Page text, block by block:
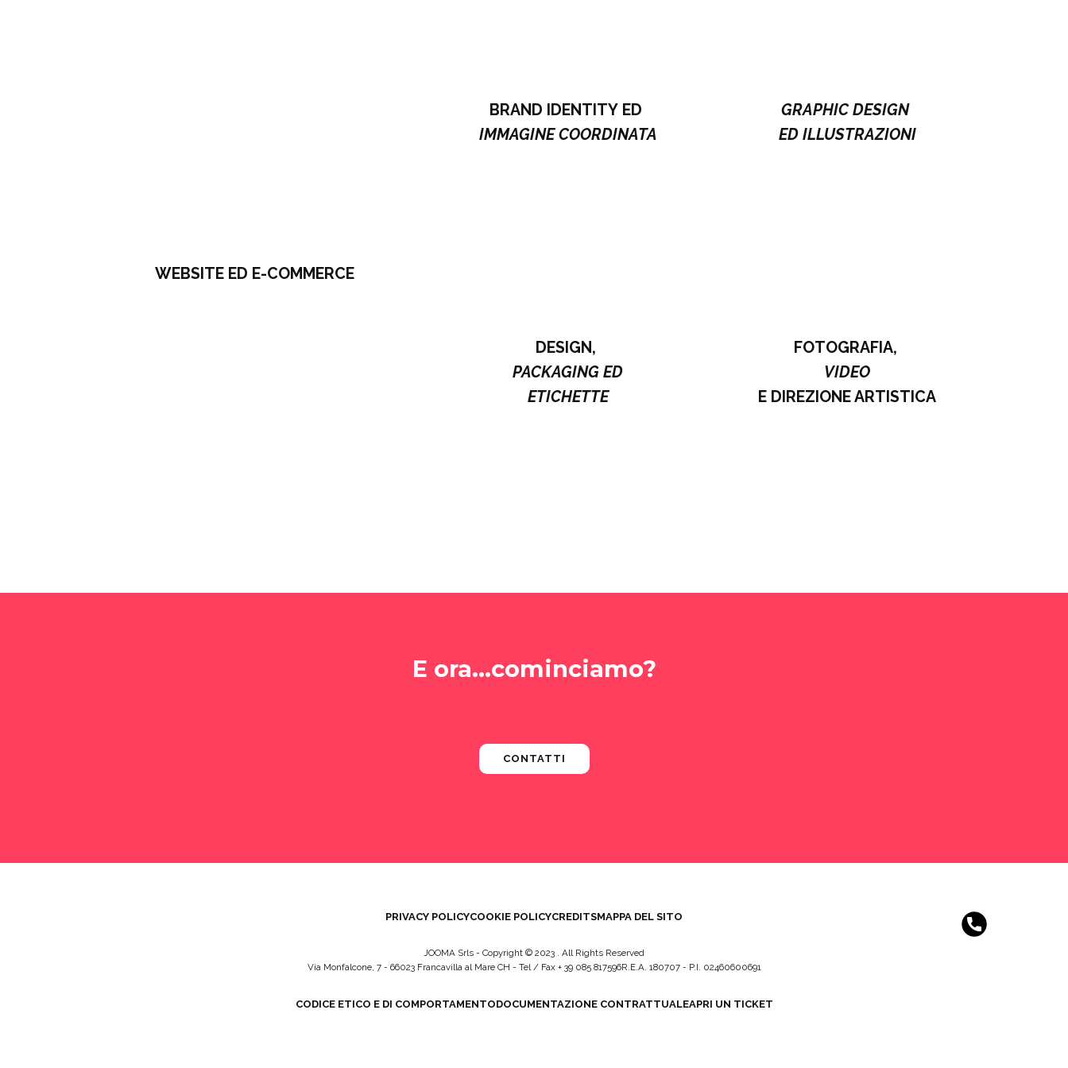
WEBSITE ED E-COMMERCE
BRAND IDENTITY ED
IMMAGINE COORDINATA
GRAPHIC DESIGN
EDILLUSTRAZIONI
DESIGN,
PACKAGING ED
ETICHETTE
FOTOGRAFIA,
VIDEO
E DIREZIONE ARTISTICA
E ora...cominciamo?
CONTATTI
PRIVACY POLICYCOOKIE POLICYCREDITSMAPPA DEL SITO
JOOMA Srls - Copyright © 2023 . All Rights Reserved
Via Monfalcone, 7 - 66023 Francavilla al Mare CH - Tel / Fax + 39 085 817596R.E.A. 180707 - P.I. 02460600691
CODICE ETICO E DI COMPORTAMENTODOCUMENTAZIONE CONTRATTUALEAPRI UN TICKET